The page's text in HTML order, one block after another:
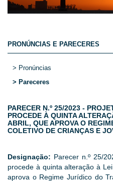
PRONÚNCIAS E PARECERES
> Pronúncias
> Pareceres
PARECER N.º 25/2023 -
PROCEDE À QUINTA
ABRIL, QUE APROVA O
COLETIVO DE CRIANÇAS E
Designação: Parecer n.º 25/
procede à quinta alteração à
aprova o Regime Jurídico do